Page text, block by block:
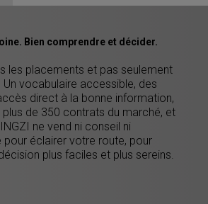
Bien comprendre et décider.
les placements et pas seulement
vocabulaire accessible, des
direct à la bonne information,
de 350 contrats du marché, et
ne vend ni conseil ni
éclairer votre route, pour
plus faciles et plus sereins.